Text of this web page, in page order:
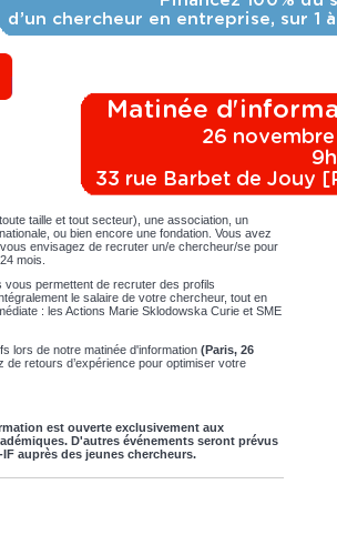
taille et tout secteur), une association, un
ou bien encore une fondation. Vous avez
envisagez de recruter un/e chercheur/se pour
mois.
vous permettent de recruter des profils
le salaire de votre chercheur, tout en
: les Actions Marie Sklodowska Curie et SME
lors de notre matinée d'information (Paris, 26
de retours d’expérience pour optimiser votre
est ouverte exclusivement aux
D'autres événements seront prévus
auprès des jeunes chercheurs.